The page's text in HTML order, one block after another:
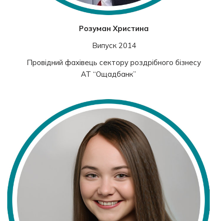
Розуман Христина
Випуск 2014
Провідний фахівець сектору роздрібного бізнесу
АТ “Ощадбанк”